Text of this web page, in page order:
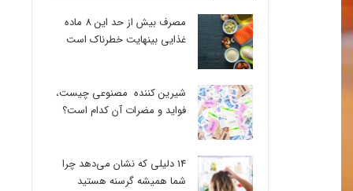
مصرف بیش از حد این 8 ماده
غذایی بینهایت خطرناک است
شیرین کننده مصنوعی چیست،
فواید و مضرات آن کدام است؟
14 دلیلی که نشان می‌دهد چرا
شما همیشه گرسنه هستید